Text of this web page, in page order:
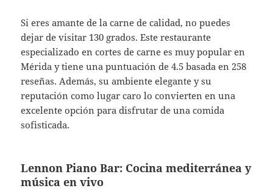
Si eres amante de la carne de calidad, no puedes
dejar de visitar 130 grados. Este restaurante
especializado en cortes de carne es muy popular en
Mérida y tiene una puntuación de 4.5 basada en 258
reseñas. Además, su ambiente elegante y su
reputación como lugar caro lo convierten en una
excelente opción para disfrutar de una comida
sofisticada.
Lennon Piano Bar: Cocina mediterránea y
música en vivo